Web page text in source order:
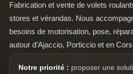
Fabrication et vente de volets
stores et vérandas. Nous
besoins de motorisation, pose,
autour d’Ajaccio, Porticcio et en
Notre priorité : proposer une